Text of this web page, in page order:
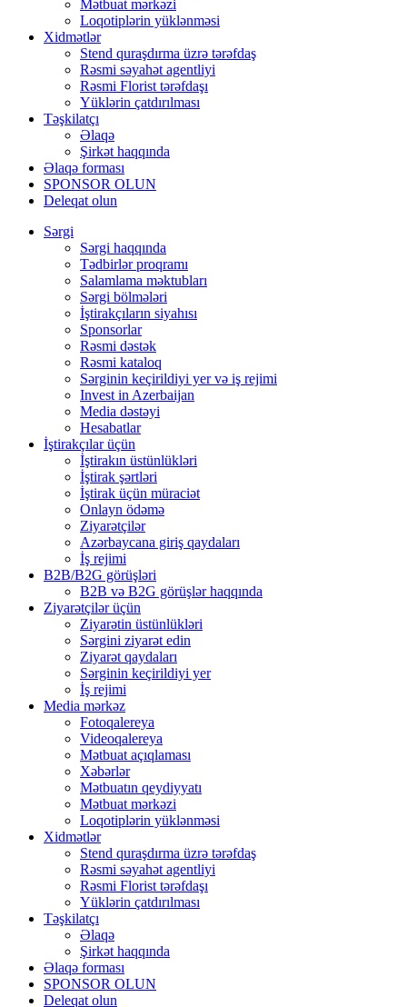
Mətbuat mərkəzi
Loqotiplərin yüklənməsi
Xidmətlər
Stend quraşdırma üzrə tərəfdaş
Rəsmi səyahət agentliyi
Rəsmi Florist tərəfdaşı
Yüklərin çatdırılması
Təşkilatçı
Əlaqə
Şirkət haqqında
Əlaqə forması
SPONSOR OLUN
Deleqat olun
Sərgi
Sərgi haqqında
Tədbirlər proqramı
Salamlama məktubları
Sərgi bölmələri
İştirakçıların siyahısı
Sponsorlar
Rəsmi dəstək
Rəsmi kataloq
Sərginin keçirildiyi yer və iş rejimi
Invest in Azerbaijan
Media dəstəyi
Hesabatlar
İştirakçılar üçün
İştirakın üstünlükləri
İştirak şərtləri
İştirak üçün müraciət
Onlayn ödəmə
Ziyarətçilər
Azərbaycana giriş qaydaları
İş rejimi
B2B/B2G görüşləri
B2B və B2G görüşlər haqqında
Ziyarətçilər üçün
Ziyarətin üstünlükləri
Sərgini ziyarət edin
Ziyarət qaydaları
Sərginin keçirildiyi yer
İş rejimi
Media mərkəz
Fotoqalereya
Videoqalereya
Mətbuat açıqlaması
Xəbərlər
Mətbuatın qeydiyyatı
Mətbuat mərkəzi
Loqotiplərin yüklənməsi
Xidmətlər
Stend quraşdırma üzrə tərəfdaş
Rəsmi səyahət agentliyi
Rəsmi Florist tərəfdaşı
Yüklərin çatdırılması
Təşkilatçı
Əlaqə
Şirkət haqqında
Əlaqə forması
SPONSOR OLUN
Deleqat olun